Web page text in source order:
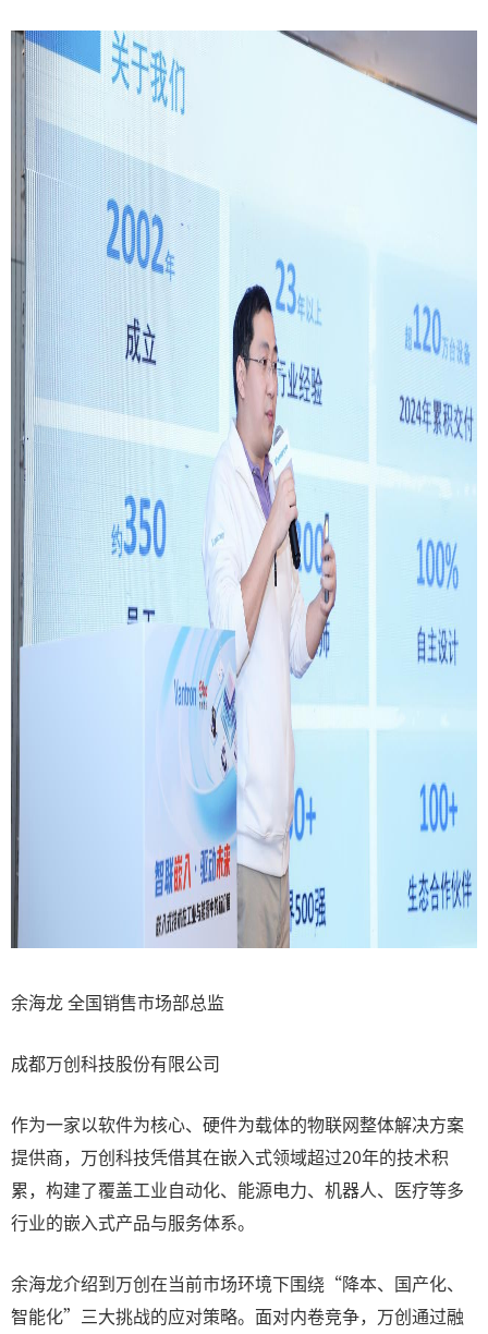
余海龙 全国销售市场部总监
成都万创科技股份有限公司
作为一家以软件为核心、硬件为载体的物联网整体解决方案
提供商，万创科技凭借其在嵌入式领域超过20年的技术积
累，构建了覆盖工业自动化、能源电力、机器人、医疗等多
行业的嵌入式产品与服务体系。
余海龙介绍到万创在当前市场环境下围绕“降本、国产化、
智能化”三大挑战的应对策略。面对内卷竞争，万创通过融